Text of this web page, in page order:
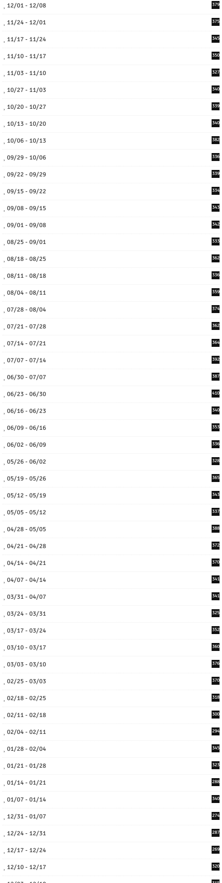
12/01 - 12/08 379
11/24 - 12/01 375
11/17 - 11/24 345
11/10 - 11/17 350
11/03 - 11/10 327
10/27 - 11/03 340
10/20 - 10/27 339
10/13 - 10/20 340
10/06 - 10/13 382
09/29 - 10/06 336
09/22 - 09/29 339
09/15 - 09/22 334
09/08 - 09/15 343
09/01 - 09/08 342
08/25 - 09/01 333
08/18 - 08/25 362
08/11 - 08/18 336
08/04 - 08/11 359
07/28 - 08/04 374
07/21 - 07/28 362
07/14 - 07/21 364
07/07 - 07/14 392
06/30 - 07/07 387
06/23 - 06/30 410
06/16 - 06/23 340
06/09 - 06/16 353
06/02 - 06/09 336
05/26 - 06/02 328
05/19 - 05/26 365
05/12 - 05/19 343
05/05 - 05/12 337
04/28 - 05/05 388
04/21 - 04/28 372
04/14 - 04/21 370
04/07 - 04/14 341
03/31 - 04/07 341
03/24 - 03/31 325
03/17 - 03/24 352
03/10 - 03/17 360
03/03 - 03/10 376
02/25 - 03/03 370
02/18 - 02/25 318
02/11 - 02/18 300
02/04 - 02/11 294
01/28 - 02/04 345
01/21 - 01/28 323
01/14 - 01/21 288
01/07 - 01/14 340
12/31 - 01/07 274
12/24 - 12/31 287
12/17 - 12/24 269
12/10 - 12/17 320